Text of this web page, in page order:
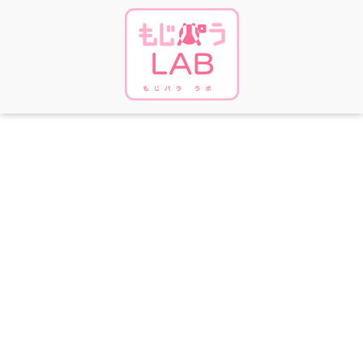
$(function () { var headerHight = 200; //ヘッダの高さ $('a[href^=#]').click(funct
ion(){ var href= $(this).attr("href"); var target = $(href == "#" || href == "" ? 'html'
: href); var position = target.offset().top-headerHight; //ヘッダの高さ分位置を
ずらす $("html, body").animate({scrollTop:position}, 550, "swing"); return fals